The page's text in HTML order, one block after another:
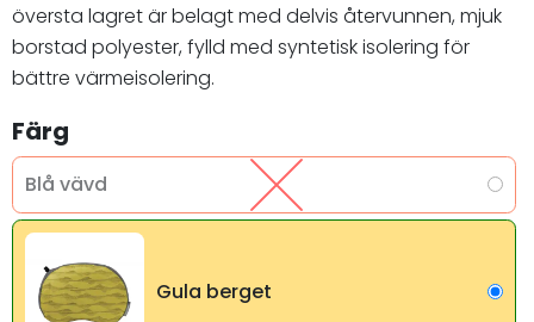
översta lagret är belagt med delvis återvunnen, mjuk
borstad polyester, fylld med syntetisk isolering för
bättre värmeisolering.
Färg
Blå vävd
Gula berget